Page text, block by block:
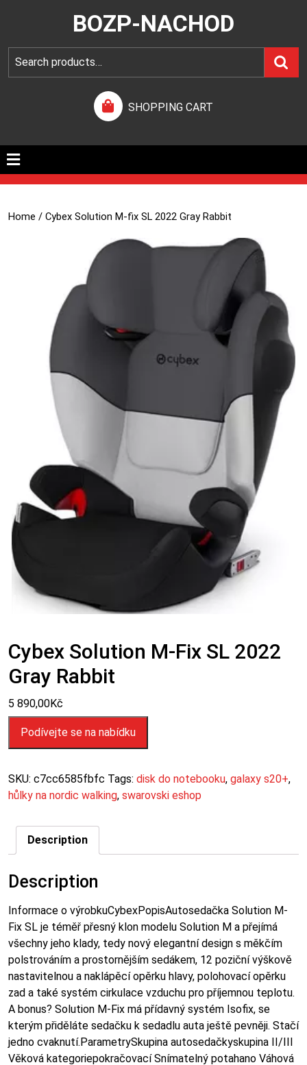
BOZP-NACHOD
SHOPPING CART
Home / Cybex Solution M-fix SL 2022 Gray Rabbit
Cybex Solution M-Fix SL 2022
Gray Rabbit
5 890,00Kč
Podívejte se na nabídku
SKU: c7cc6585fbfc Tags: disk do notebooku, galaxy s20+,
hůlky na nordic walking, swarovski eshop
Description
Description
Informace o výrobkuCybexPopisAutosedačka Solution M-
Fix SL je téměř přesný klon modelu Solution M a přejímá
všechny jeho klady, tedy nový elegantní design s měkčím
polstrováním a prostornějším sedákem, 12 poziční výškově
nastavitelnou a naklápěcí opěrku hlavy, polohovací opěrku
zad a také systém cirkulace vzduchu pro příjemnou teplotu.
A bonus? Solution M-Fix má přídavný systém Isofix, se
kterým přiděláte sedačku k sedadlu auta ještě pevněji. Stačí
jedno cvaknutí.ParametrySkupina autosedačkyskupina II/III
Věková kategoriepokračovací Snímatelný potahano Váhová